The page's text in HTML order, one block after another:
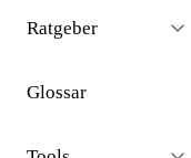
Ratgeber
Glossar
Eine Checkliste,
passenden
finden – und